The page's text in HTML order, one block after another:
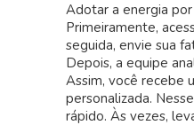
Adotar a energia
Primeiramente,
seguida, envie sua
Depois, a equipe
Assim, você recebe
personalizada.
rápido. Às vezes,